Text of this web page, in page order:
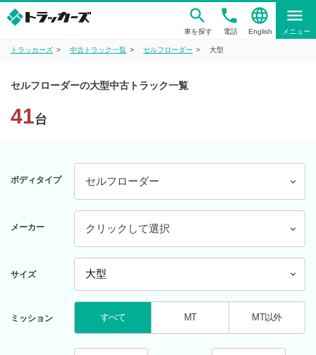
車を探す
phone
電話
language
English
menu
メニュー
トラッカーズ 中古トラック一覧 セルフローダー 大型
セルフローダーの大型中古トラック一覧
41台
ボディタイプ セルフローダー
メーカー クリックして選択
サイズ
ミッション すべて MT MT以外